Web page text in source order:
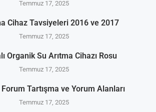
Temmuz 17, 2025
Cihaz Tavsiyeleri 2016 ve 2017
Temmuz 17, 2025
Organik Su Arıtma Cihazı Rosu
Temmuz 17, 2025
Tartışma ve Yorum Alanları
Temmuz 17, 2025